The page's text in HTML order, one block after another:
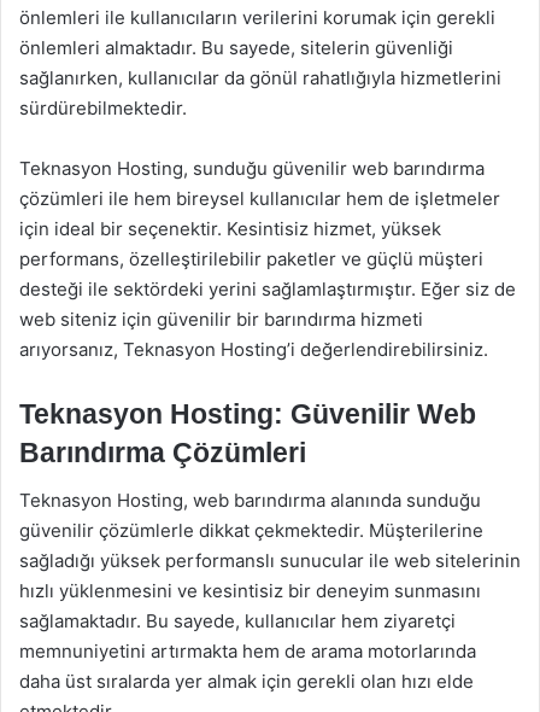
önlemleri ile kullanıcıların verilerini korumak için gerekli
önlemleri almaktadır. Bu sayede, sitelerin güvenliği
sağlanırken, kullanıcılar da gönül rahatlığıyla hizmetlerini
sürdürebilmektedir.
Teknasyon Hosting, sunduğu güvenilir web barındırma
çözümleri ile hem bireysel kullanıcılar hem de işletmeler
için ideal bir seçenektir. Kesintisiz hizmet, yüksek
performans, özelleştirilebilir paketler ve güçlü müşteri
desteği ile sektördeki yerini sağlamlaştırmıştır. Eğer siz de
web siteniz için güvenilir bir barındırma hizmeti
arıyorsanız, Teknasyon Hosting’i değerlendirebilirsiniz.
Teknasyon Hosting: Güvenilir Web
Barındırma Çözümleri
Teknasyon Hosting, web barındırma alanında sunduğu
güvenilir çözümlerle dikkat çekmektedir. Müşterilerine
sağladığı yüksek performanslı sunucular ile web sitelerinin
hızlı yüklenmesini ve kesintisiz bir deneyim sunmasını
sağlamaktadır. Bu sayede, kullanıcılar hem ziyaretçi
memnuniyetini artırmakta hem de arama motorlarında
daha üst sıralarda yer almak için gerekli olan hızı elde